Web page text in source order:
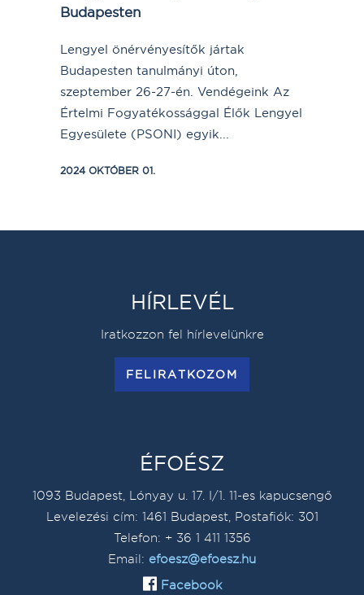
Budapesten
Lengyel önérvényesítők jártak
Budapesten tanulmányi úton,
szeptember 26-27-én. Vendégeink Az
Értelmi Fogyatékossággal Élők Lengyel
Egyesülete (PSONI) egyik...
2024 OKTÓBER 01.
HÍRLEVÉL
Iratkozzon fel hírlevelünkre
FELIRATKOZOM
ÉFOÉSZ
1093 Budapest, Lónyay u. 17. I/1. 11-es kapucsengő
Levelezési cím: 1461 Budapest, Postafiók: 301
Telefon: + 36 1 411 1356
Email: efoesz@efoesz.hu
Facebook